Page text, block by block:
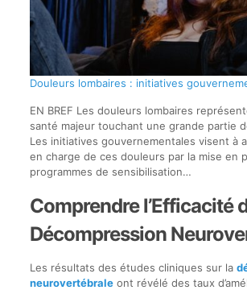
Douleurs lombaires : initiatives
EN BREF Les douleurs lombaires
santé majeur touchant une grande partie
Les initiatives gouvernementales visent à
en charge de ces douleurs par la mise en
programmes de sensibilisation…
Comprendre l’Efficacité
Décompression
Les résultats des études cliniques sur la
neurovertébraleont révélé des taux